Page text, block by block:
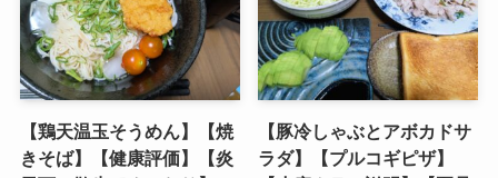
【鶏天温玉そうめん】【焼
きそば】【健康評価】【炎
【豚冷しゃぶとアボカドサ
ラダ】【プルコギピザ】